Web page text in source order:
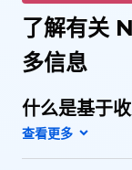
了解有关
多信息
什么是基于收